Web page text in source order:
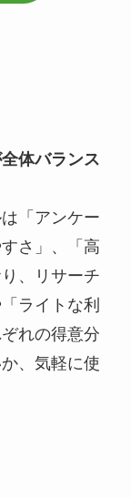
体バランス
「アンケー
さ」、「高
、リサーチ
ライトな利
れの得意分
、気軽に使